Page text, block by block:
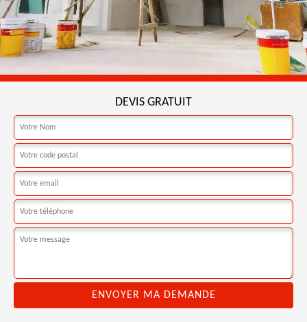
DEVIS GRATUIT